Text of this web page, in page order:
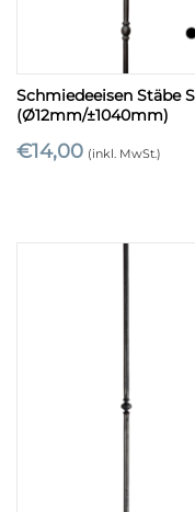
Schmiedeeisen Stäbe
(Ø12mm/±1040mm)
€14,00 (inkl. MwSt.)